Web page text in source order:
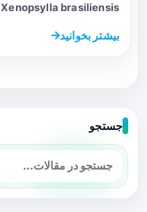
Xenopsylla brasiliensis…
بیشتر بخوانید
جستجو